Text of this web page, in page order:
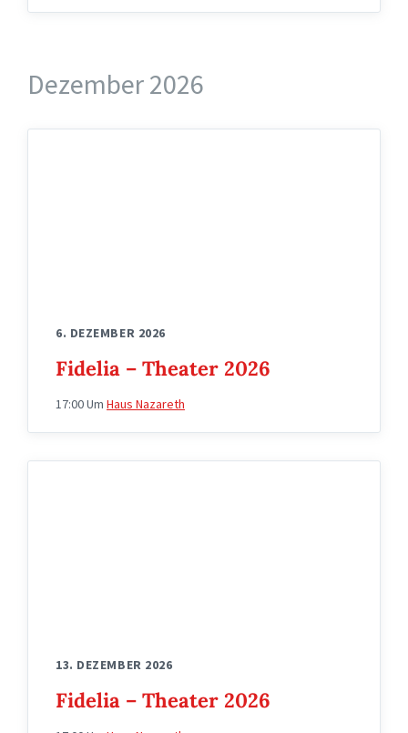
Dezember 2026
6. DEZEMBER 2026
Fidelia – Theater 2026
17:00Um Haus Nazareth
13. DEZEMBER 2026
Fidelia – Theater 2026